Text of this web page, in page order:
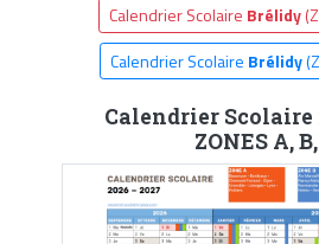
Calendrier Scolaire Brélidy
Calendrier Scolaire Brélidy
Calendrier Scolaire
ZONES A,